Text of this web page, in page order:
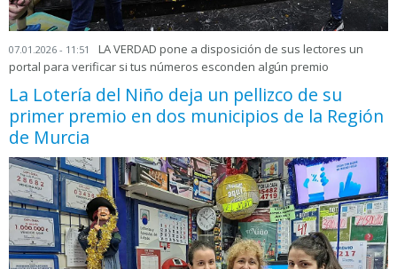
07.01.2026 - 11:51
LA VERDAD pone a disposición de sus lectores un
portal para verificar si tus números esconden algún premio
La Lotería del Niño deja un pellizco de su
primer premio en dos municipios de la Región
de Murcia